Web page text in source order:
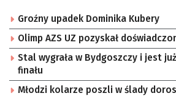
Groźny upadek Dominika Kubery
Olimp AZS UZ pozyskał
Stal wygrała w Bydgoszczy i jest
finału
Młodzi kolarze poszli w ślady